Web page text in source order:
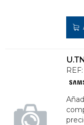
REF: